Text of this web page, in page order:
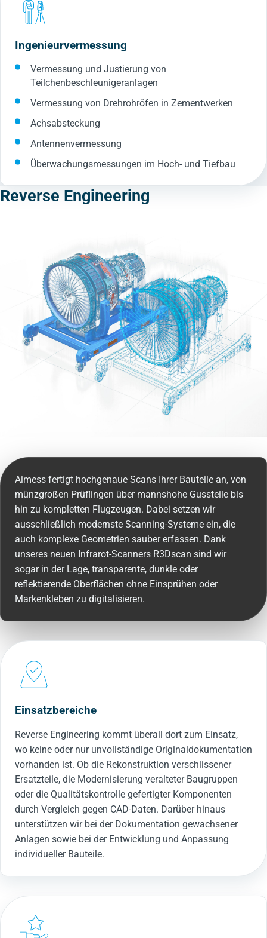
Ingenieurvermessung
Vermessung und Justierung von
Teilchenbeschleunigeranlagen
Vermessung von Drehrohröfen in Zementwerken
Achsabsteckung
Antennenvermessung
Überwachungsmessungen im Hoch- und Tiefbau
Reverse Engineering
Aimess fertigt hochgenaue Scans Ihrer Bauteile an, von
münzgroßen Prüflingen über mannshohe Gussteile bis
hin zu kompletten Flugzeugen. Dabei setzen wir
ausschließlich modernste Scanning-Systeme ein, die
auch komplexe Geometrien sauber erfassen. Dank
unseres neuen Infrarot-Scanners R3Dscan sind wir
sogar in der Lage, transparente, dunkle oder
reflektierende Oberflächen ohne Einsprühen oder
Markenkleben zu digitalisieren.
Einsatzbereiche
Reverse Engineering kommt überall dort zum Einsatz,
wo keine oder nur unvollständige Originaldokumentation
vorhanden ist. Ob die Rekonstruktion verschlissener
Ersatzteile, die Modernisierung veralteter Baugruppen
oder die Qualitätskontrolle gefertigter Komponenten
durch Vergleich gegen CAD-Daten. Darüber hinaus
unterstützen wir bei der Dokumentation gewachsener
Anlagen sowie bei der Entwicklung und Anpassung
individueller Bauteile.